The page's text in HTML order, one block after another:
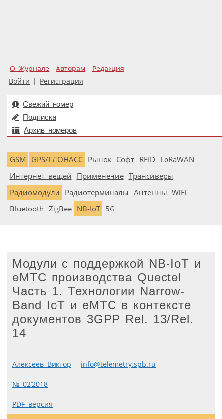
О Журнале Авторам
Редакция
Войти | Регистрация
Свежий номер
Подписка
Архив номеров
GSM GPS/ГЛОНАСС Рынок Софт RFID LoRaWAN
Интернет вещей Применение Трансиверы
Радиомодули Радиотерминалы Антенны WiFi
Bluetooth ZigBee NB-IoT 5G
Модули с поддержкой NB-IoT и
eMTC производства Quectel
Часть 1. Технологии Narrow-
Band IoT и eMTC в контексте
документов 3GPP Rel. 13/Rel.
14
Алексеев Виктор - info@telemetry.spb.ru
№ 02’2018
PDF версия